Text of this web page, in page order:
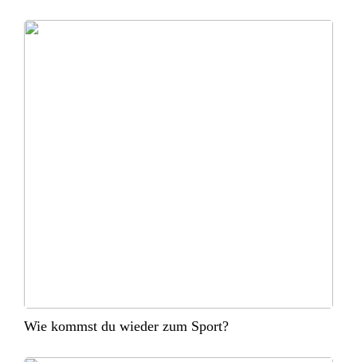
Wie kommst du wieder zum Sport?